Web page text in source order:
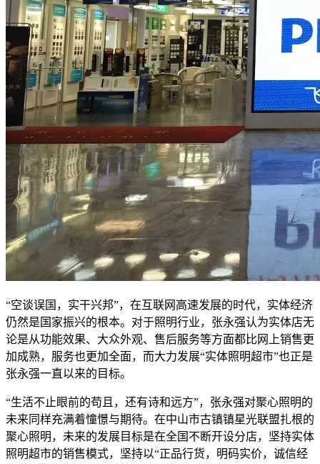
“空谈误国，实干兴邦”，在互联网高速发展的时代，实体经济
仍然是国家振兴的根本。对于照明行业，张永强认为实体店无
论是从功能效果、大众外观、售后服务等方面都比网上销售更
加成熟，服务也更加全面，而大力发展“实体照明超市”也正是
张永强一直以来的目标。
“生活不止眼前的苟且，还有诗和远方”，张永强对聚心照明的
未来同样充满着憧憬与期待。在中山市古镇镇星光联盟扎根的
聚心照明，未来的发展目标是在全国不断开设分店，坚持实体
照明超市的销售模式，坚持以“正品行货，明码实价，诚信经